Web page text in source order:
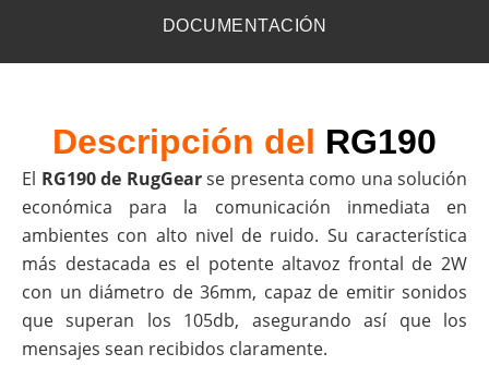
DOCUMENTACIÓN
Descripción del RG190
El RG190 de RugGearse presenta como una solución
económica para la comunicación inmediata en
ambientes con alto nivel de ruido. Su característica
más destacada es el potente altavoz frontal de 2W
con un diámetro de 36mm, capaz de emitir sonidos
que superan los 105db, asegurando así que los
mensajes sean recibidos claramente.